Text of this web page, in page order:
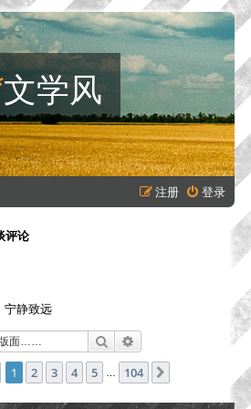
文学风
登录
注册
评论
宁静致远
搜索
页：1 104
1 2 3 4 5 104